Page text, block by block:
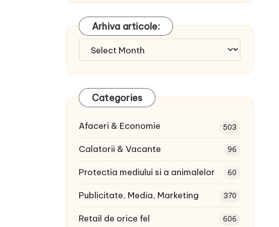
Arhiva articole:
Arhiva
Categories
Afaceri & Economie 503
Calatorii & Vacante 96
Protectia mediului si a animalelor 60
Publicitate, Media, Marketing 370
Retail de orice fel 606